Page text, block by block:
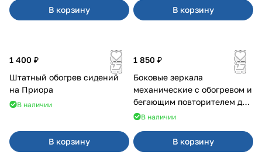
В корзину В корзину
1 400 ₽
Штатный обогрев сидений
на Приора
В наличии
В корзину
1 850 ₽
Боковые зеркала
механические с обогревом и
бегающим повторителем для
4х4В наличии
В корзину